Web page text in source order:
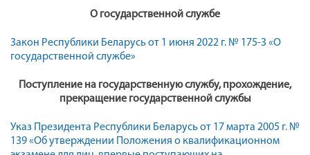
О государственной службе
Закон Республики Беларусь от 1 июня 2022 г. № 175-З «О
государственной службе»
Поступление на государственную службу, прохождение,
прекращение государственной службы
Указ Президента Республики Беларусь от 17 марта 2005 г. №
139 «Об утверждении Положения о квалификационном